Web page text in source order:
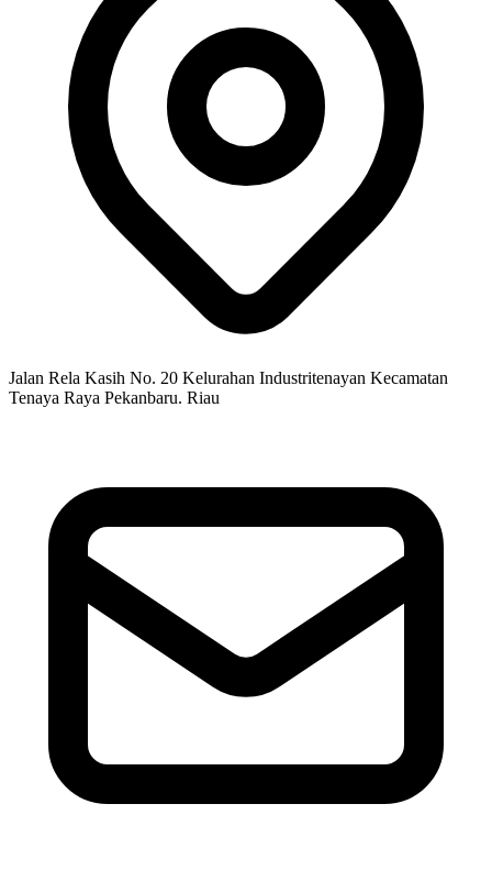
Jalan Rela Kasih No. 20 Kelurahan Industritenayan Kecamatan
Tenaya Raya Pekanbaru. Riau